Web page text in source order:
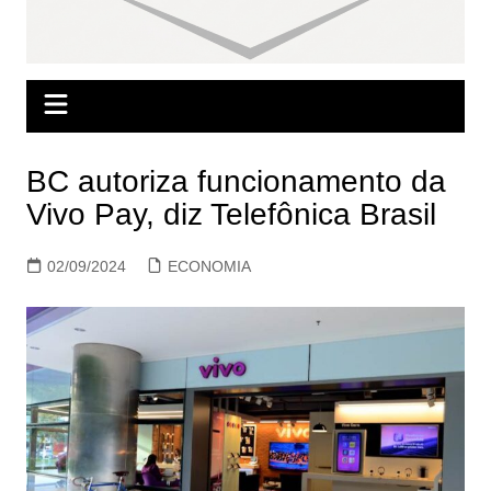
BC autoriza funcionamento da
Vivo Pay, diz Telefônica Brasil
02/09/2024 ECONOMIA